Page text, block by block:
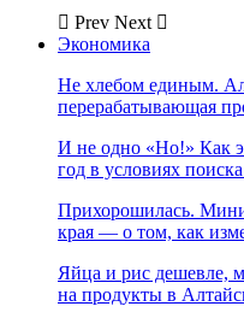
Prev Next
Экономика
Не хлебом единым.
перерабатывающая
И не одно «Но!» Как
год в условиях
Прихорошилась.
края — о том, как
Яйца и рис дешевле,
на продукты в